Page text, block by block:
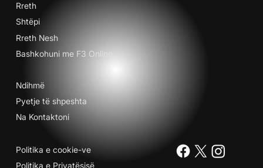
Ndihmë
Pyetje të shpeshta
Na Kontaktoni
Rreth
Shtëpi
Rreth Nesh
Bashkohuni me F3 Online
Politika e cookie-ve
Politika e Privatësisë